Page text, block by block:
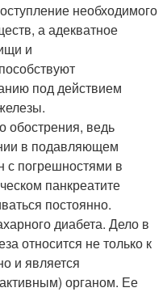
необходимого
а адекватное
и
под действием
обострения, ведь
в подавляющем
с погрешностями в
панкреатите
постоянно.
диабета. Дело в
относится не только к
и является
органом. Ее